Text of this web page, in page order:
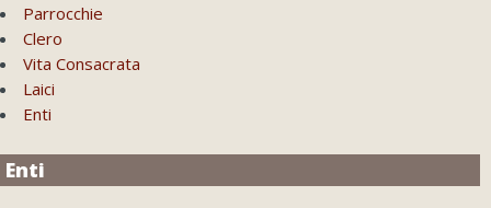
Parrocchie
Clero
Vita Consacrata
Laici
Enti
Enti